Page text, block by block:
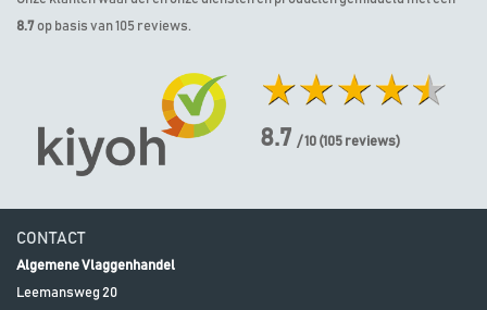
8.7 op basis van 105 reviews.
8.7 / 10 (105 reviews)
CONTACT
Algemene Vlaggenhandel
Leemansweg 20